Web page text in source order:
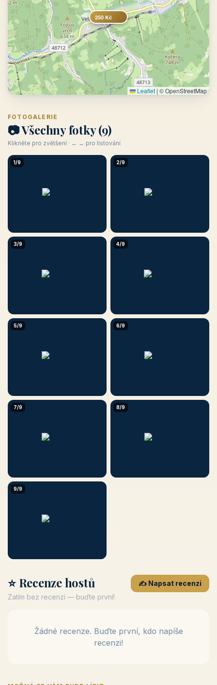
250 Kč
Leaflet | © OpenStreetMap
FOTOGALERIE
📷 Všechny fotky (9)
Klikněte pro zvětšení · ← → pro listování
1/9 2/9
3/9 4/9
5/9 6/9
7/9 8/9
9/9
⭐ Recenze hostů
Zatím bez recenzí — buďte první!
✍️ Napsat recenzi
Žádné recenze. Buďte první, kdo napíše
recenzi!